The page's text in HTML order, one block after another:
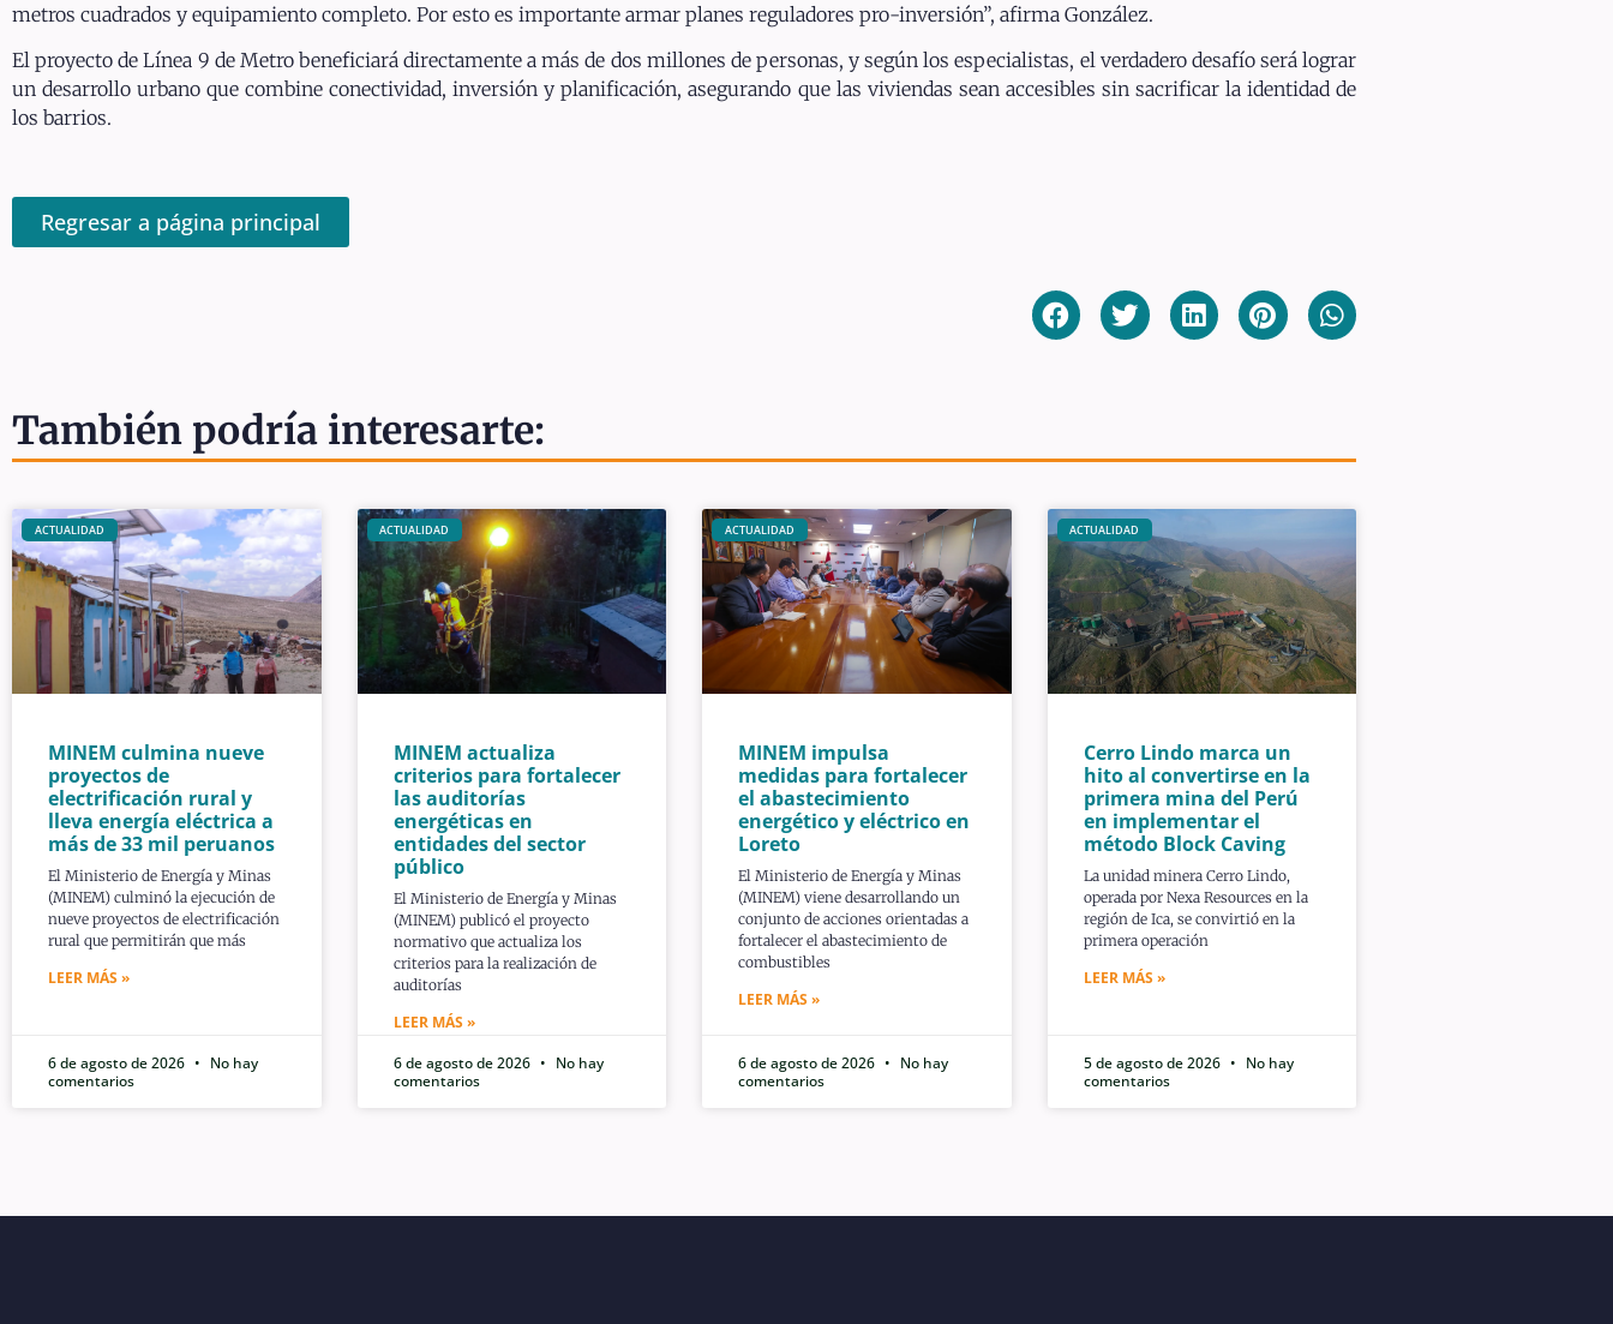
metros cuadrados y equipamiento completo. Por esto es importante armar planes reguladores pro-inversión”, afirma González.
El proyecto de Línea 9 de Metro beneficiará directamente a más de dos millones de personas, y según los especialistas, el verdadero desafío será lograr
un desarrollo urbano que combine conectividad, inversión y planificación, asegurando que las viviendas sean accesibles sin sacrificar la identidad de
los barrios.
Regresar a página principal
También podría interesarte:
ACTUALIDAD
MINEM culmina nueve
proyectos de
electrificación rural y
lleva energía eléctrica a
más de 33 mil peruanos
El Ministerio de Energía y Minas
(MINEM) culminó la ejecución de
nueve proyectos de electrificación
rural que permitirán que más
LEER MÁS »
6 de agosto de 2026
No hay
comentarios
ACTUALIDAD
MINEM actualiza
criterios para fortalecer
las auditorías
energéticas en
entidades del sector
público
El Ministerio de Energía y Minas
(MINEM) publicó el proyecto
normativo que actualiza los
criterios para la realización de
auditorías
LEER MÁS »
6 de agosto de 2026
No hay
comentarios
ACTUALIDAD
MINEM impulsa
medidas para fortalecer
el abastecimiento
energético y eléctrico en
Loreto
El Ministerio de Energía y Minas
(MINEM) viene desarrollando un
conjunto de acciones orientadas a
fortalecer el abastecimiento de
combustibles
LEER MÁS »
6 de agosto de 2026
No hay
comentarios
ACTUALIDAD
Cerro Lindo marca un
hito al convertirse en la
primera mina del Perú
en implementar el
método Block Caving
La unidad minera Cerro Lindo,
operada por Nexa Resources en la
región de Ica, se convirtió en la
primera operación
LEER MÁS »
5 de agosto de 2026
No hay
comentarios